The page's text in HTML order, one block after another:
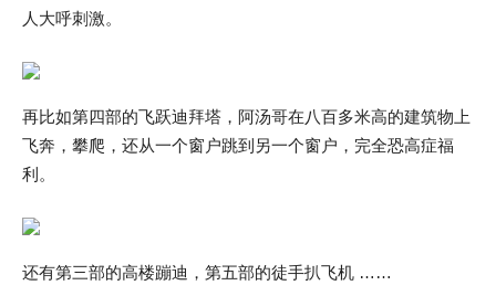
人大呼刺激。
再比如第四部的飞跃迪拜塔，阿汤哥在八百多米高的建筑物上
飞奔，攀爬，还从一个窗户跳到另一个窗户，完全恐高症福
利。
还有第三部的高楼蹦迪，第五部的徒手扒飞机 ……